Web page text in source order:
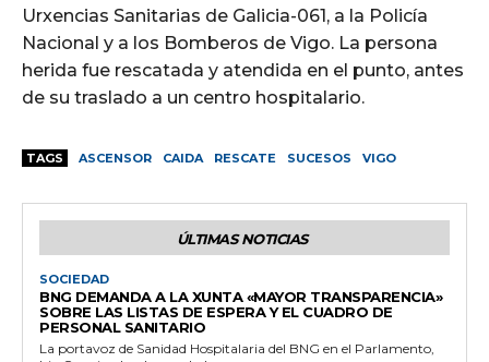
Urxencias Sanitarias de Galicia-061, a la Policía
Nacional y a los Bomberos de Vigo. La persona
herida fue rescatada y atendida en el punto, antes
de su traslado a un centro hospitalario.
TAGS ASCENSOR CAIDA RESCATE SUCESOS VIGO
ÚLTIMAS NOTICIAS
SOCIEDAD
BNG DEMANDA A LA XUNTA «MAYOR TRANSPARENCIA»
SOBRE LAS LISTAS DE ESPERA Y EL CUADRO DE
PERSONAL SANITARIO
La portavoz de Sanidad Hospitalaria del BNG en el Parlamento,